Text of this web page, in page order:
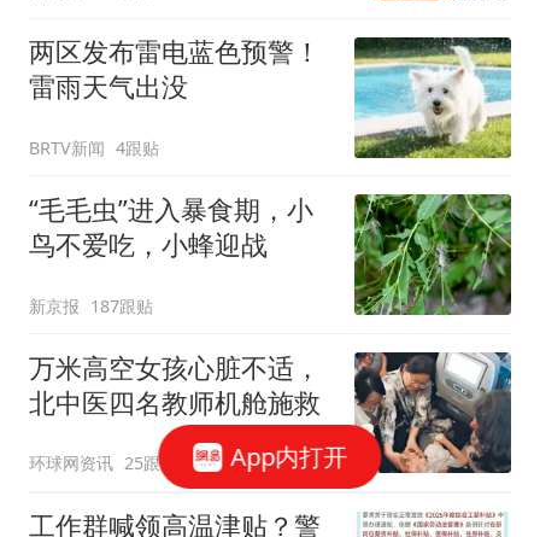
两区发布雷电蓝色预警！
雷雨天气出没
BRTV新闻 4跟贴
“毛毛虫”进入暴食期，小
鸟不爱吃，小蜂迎战
新京报 187跟贴
万米高空女孩心脏不适，
北中医四名教师机舱施救
环球网资讯 25跟贴
工作群喊领高温津贴？警
App内打开